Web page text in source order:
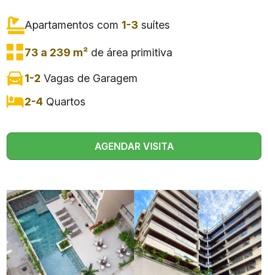
Apartamentos com 1-3 suítes
73 a 239 m² de área primitiva
1-2 Vagas de Garagem
2-4 Quartos
AGENDAR VISITA